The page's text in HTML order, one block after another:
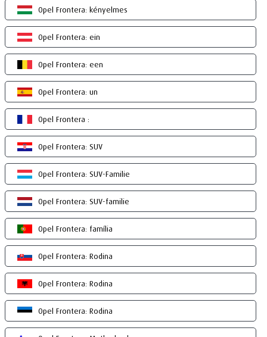
Opel Frontera: kényelmes
Opel Frontera: ein
Opel Frontera: een
Opel Frontera: un
Opel Frontera :
Opel Frontera: SUV
Opel Frontera: SUV-Familie
Opel Frontera: SUV-familie
Opel Frontera: família
Opel Frontera: Rodina
Opel Frontera: Rodina
Opel Frontera: Rodina